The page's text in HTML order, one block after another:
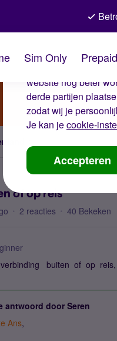
De
Wij gebruiken
website nog beter
derde partijen
zodat wij je
Je kan jecookie-
Accepteren
Sim Only Prepaid
of op reis
2 reacties 40 Bekeken
buiten of op
antwoord door Seren
Ans,